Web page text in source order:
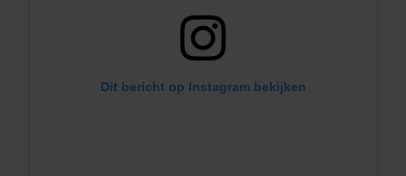
Dit bericht op Instagram bekijken